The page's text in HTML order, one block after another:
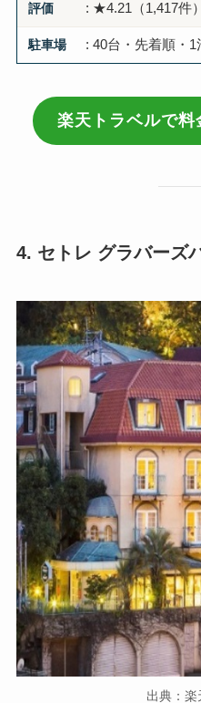
評価 : ★4.21（1,417件）
駐車場 : 40台・先着順・1
楽天トラベルで料
4. セトレ グラバーズ
出典：